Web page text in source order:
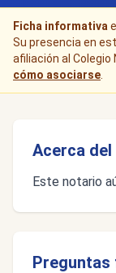
Ficha informativa
Su presencia en
afiliación al Colegio
cómo asociarse
Acerca
Este notario